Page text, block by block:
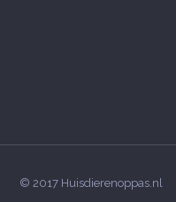
© 2017 Huisdierenoppas.nl